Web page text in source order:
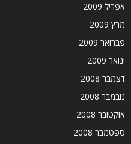
אפריל 2009
מרץ 2009
פברואר 2009
ינואר 2009
דצמבר 2008
נובמבר 2008
אוקטובר 2008
ספטמבר 2008